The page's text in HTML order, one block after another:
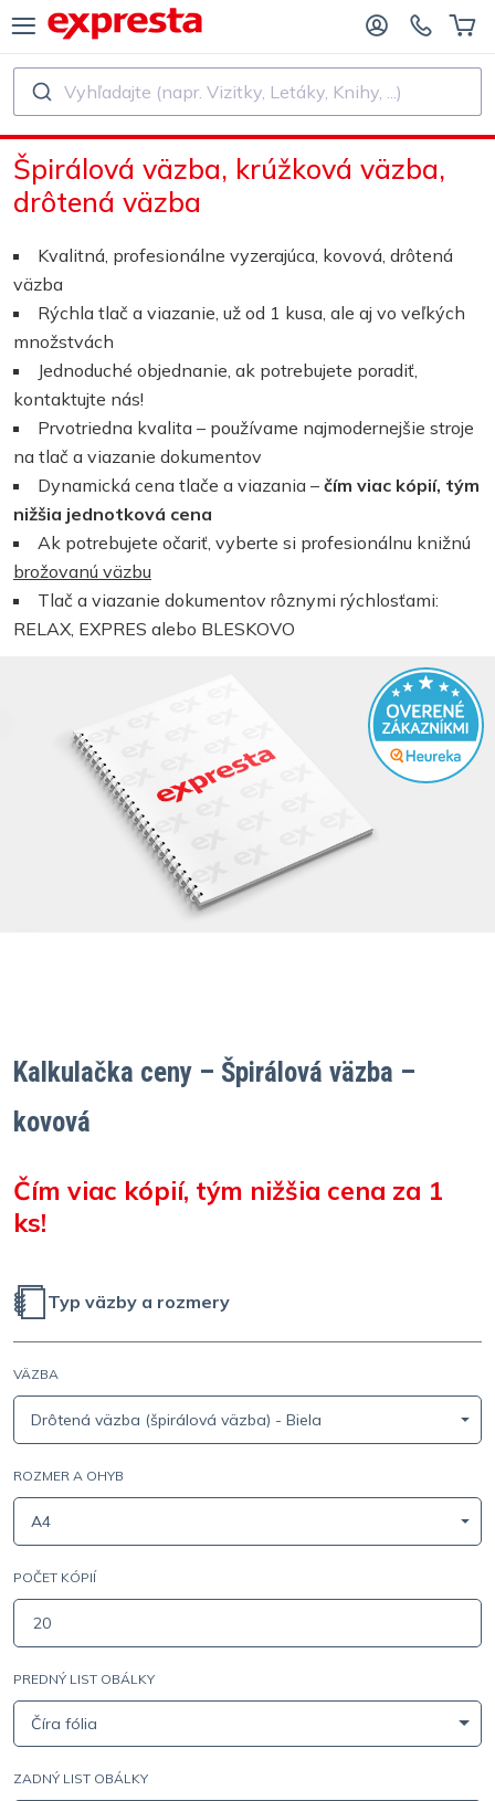
Tlač
Nálepky a etikety
Kalendáre
PRODUKTY
VYDAVATEĽSTVÁ A AUTOROV
VYDAVATEĽSTVÁ
KNÍH
Vyhľadajte (napr. Vizitky, Letáky, Knihy, ...)
Špirálová väzba, krúžková väzba,
drôtená väzba
Kvalitná, profesionálne vyzerajúca, kovová, drôtená
väzba
Rýchla tlač a viazanie, už od 1 kusa, ale aj vo veľkých
množstvách
Jednoduché objednanie, ak potrebujete poradiť,
kontaktujte nás!
Prvotriedna kvalita – používame najmodernejšie stroje
na tlač a viazanie dokumentov
Dynamická cena tlače a viazania – čím viac kópií, tým
nižšia jednotková cena
Ak potrebujete očariť, vyberte si profesionálnu knižnú
brožovanú väzbu
Tlač a viazanie dokumentov rôznymi rýchlosťami:
RELAX, EXPRES alebo BLESKOVO
Kalkulačka ceny – Špirálová väzba –
kovová
Čím viac kópií, tým nižšia cena za 1
ks!
Typ väzby a rozmery
VÄZBA
Drôtená väzba (špirálová väzba) - Biela
ROZMER A OHYB
A4
POČET KÓPIÍ
PREDNÝ LIST OBÁLKY
Číra fólia
ZADNÝ LIST OBÁLKY